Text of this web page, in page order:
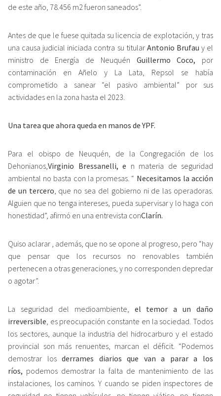
de este año, 78.456 m2 fueron saneados”.
Antes de que le fuese quitada su licencia de explotación, y tras
una causa judicial iniciada contra su titular Antonio Brufau y el
ministro de Energía de Neuquén Guillermo Coco, por
contaminación en Añelo y La Lata, Repsol se había
comprometido a sanear “el pasivo ambiental” por sus
actividades en la zona hasta el 2023.
Una tarea que ahora queda en manos de YPF.
Para el obispo de Neuquén, de la Congregación de los
Dehonianos, Virginio Bressanelli, e n materia de seguridad
ambiental no basta con la promesas. “ Necesitamos la acción
de un tercero , que no sea del gobierno ni de las operadoras.
Alguien que no tenga intereses, pueda supervisar y lo haga con
honestidad”, afirmó en una entrevista conClarín.
Quiso aclarar , además, que no se opone al progreso, pero “hay
que pensar que los recursos no renovables también
pertenecen a otras generaciones, y no corresponden depredar
o agotar”.
La seguridad del medioambiente, el temor a un daño
irreversible , es preocupación constante en la sociedad. Todos
los sectores, aunque la industria del hidrocarburo y el estado
provincial son más renuentes, marcan el déficit. “Podemos
demostrar losderrames diarios que van a parar a los
ríos, podemos demostrar la falta de mantenimiento de las
instalaciones, los caminos. Y cuando se piden inspectores de